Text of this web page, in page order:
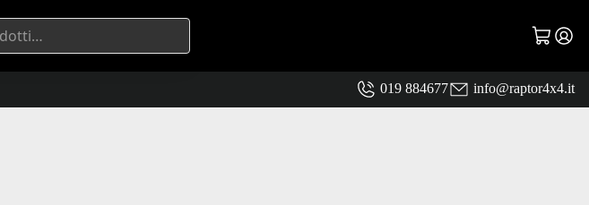
019 884677 info@raptor4x4.it